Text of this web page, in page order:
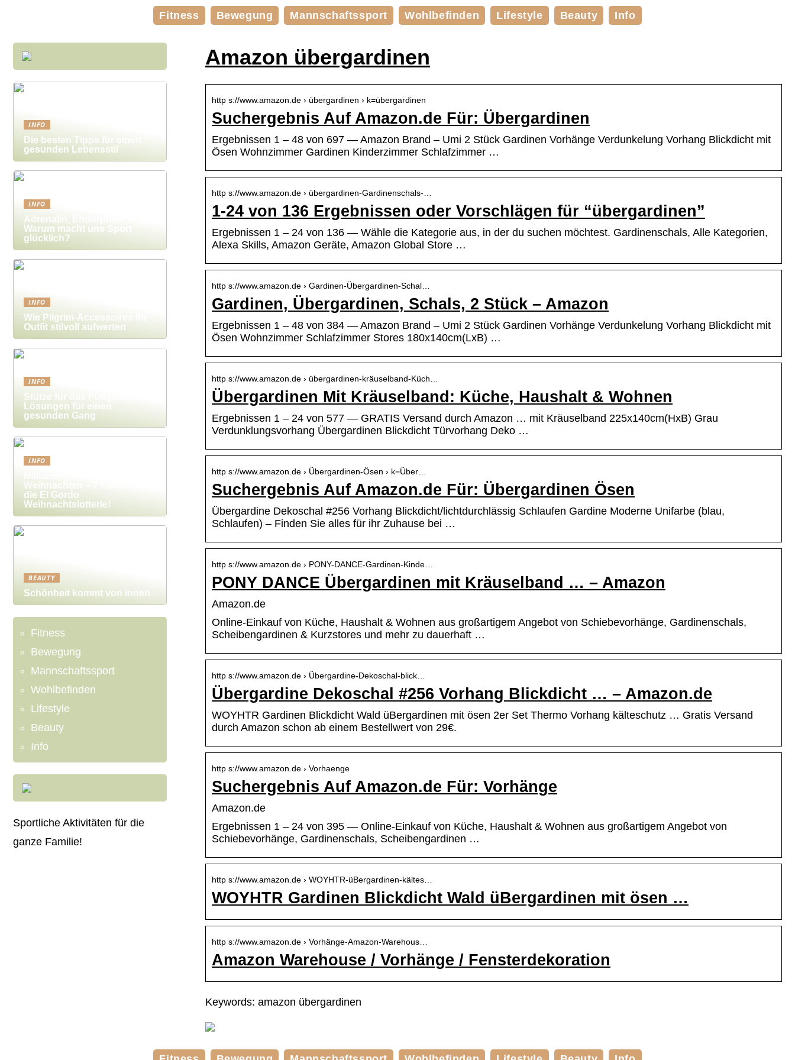
Fitness Bewegung Mannschaftssport Wohlbefinden Lifestyle Beauty Info
Amazon übergardinen
http s://www.amazon.de › übergardinen › k=übergardinen
Suchergebnis Auf Amazon.de Für: Übergardinen
Ergebnissen 1 – 48 von 697 — Amazon Brand – Umi 2 Stück Gardinen Vorhänge Verdunkelung Vorhang Blickdicht mit
Ösen Wohnzimmer Gardinen Kinderzimmer Schlafzimmer …
http s://www.amazon.de › übergardinen-Gardinenschals-…
1-24 von 136 Ergebnissen oder Vorschlägen für “übergardinen”
Ergebnissen 1 – 24 von 136 — Wähle die Kategorie aus, in der du suchen möchtest. Gardinenschals, Alle Kategorien,
Alexa Skills, Amazon Geräte, Amazon Global Store …
http s://www.amazon.de › Gardinen-Übergardinen-Schal…
Gardinen, Übergardinen, Schals, 2 Stück – Amazon
Ergebnissen 1 – 48 von 384 — Amazon Brand – Umi 2 Stück Gardinen Vorhänge Verdunkelung Vorhang Blickdicht mit
Ösen Wohnzimmer Schlafzimmer Stores 180x140cm(LxB) …
http s://www.amazon.de › übergardinen-kräuselband-Küch…
Übergardinen Mit Kräuselband: Küche, Haushalt & Wohnen
Ergebnissen 1 – 24 von 577 — GRATIS Versand durch Amazon … mit Kräuselband 225x140cm(HxB) Grau
Verdunklungsvorhang Übergardinen Blickdicht Türvorhang Deko …
http s://www.amazon.de › Übergardinen-Ösen › k=Über…
Suchergebnis Auf Amazon.de Für: Übergardinen Ösen
Übergardine Dekoschal #256 Vorhang Blickdicht/lichtdurchlässig Schlaufen Gardine Moderne Unifarbe (blau,
Schlaufen) – Finden Sie alles für ihr Zuhause bei …
http s://www.amazon.de › PONY-DANCE-Gardinen-Kinde…
PONY DANCE Übergardinen mit Kräuselband … – Amazon
Amazon.de
Online-Einkauf von Küche, Haushalt & Wohnen aus großartigem Angebot von Schiebevorhänge, Gardinenschals,
Scheibengardinen & Kurzstores und mehr zu dauerhaft …
http s://www.amazon.de › Übergardine-Dekoschal-blick…
Übergardine Dekoschal #256 Vorhang Blickdicht … – Amazon.de
WOYHTR Gardinen Blickdicht Wald üBergardinen mit ösen 2er Set Thermo Vorhang kälteschutz … Gratis Versand
durch Amazon schon ab einem Bestellwert von 29€.
http s://www.amazon.de › Vorhaenge
Suchergebnis Auf Amazon.de Für: Vorhänge
Amazon.de
Ergebnissen 1 – 24 von 395 — Online-Einkauf von Küche, Haushalt & Wohnen aus großartigem Angebot von
Schiebevorhänge, Gardinenschals, Scheibengardinen …
http s://www.amazon.de › WOYHTR-üBergardinen-kältes…
WOYHTR Gardinen Blickdicht Wald üBergardinen mit ösen …
http s://www.amazon.de › Vorhänge-Amazon-Warehous…
Amazon Warehouse / Vorhänge / Fensterdekoration
Keywords: amazon übergardinen
INFO
Die besten Tipps für einen
gesunden Lebensstil
INFO
Adrenalin, Endorphine & Co:
Warum macht uns Sport
glücklich?
INFO
Wie Pilgrim-Accessoires Ihr
Outfit stilvoll aufwerten
INFO
Stütze für das Fußgewölbe:
Lösungen für einen
gesunden Gang
INFO
Weihnachten – 7 Fakten über
die El Gordo
Weihnachtslotterie!
BEAUTY
Schönheit kommt von innen
Fitness
Bewegung
Mannschaftssport
Wohlbefinden
Lifestyle
Beauty
Info
Sportliche Aktivitäten für die
ganze Familie!